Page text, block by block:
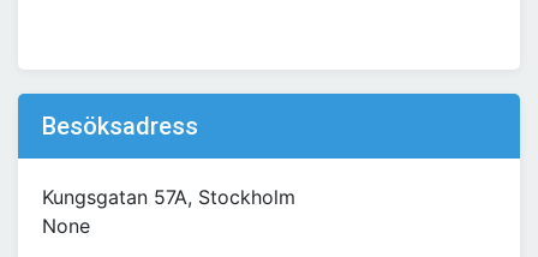
Besöksadress
Kungsgatan 57A, Stockholm
None